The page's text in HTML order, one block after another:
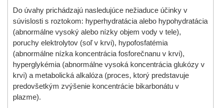
Do úvahy prichádzajú nasledujúce nežiaduce účinky v
súvislosti s roztokom: hyperhydratácia alebo hypohydratácia
(abnormálne vysoký alebo nízky objem vody v tele),
poruchy elektrolytov (soľ v krvi), hypofosfatémia
(abnormálne nízka koncentrácia fosforečnanu v krvi),
hyperglykémia (abnormálne vysoká koncentrácia glukózy v
krvi) a metabolická alkalóza (proces, ktorý predstavuje
predovšetkým zvýšenie koncentrácie bikarbonátu v
plazme).